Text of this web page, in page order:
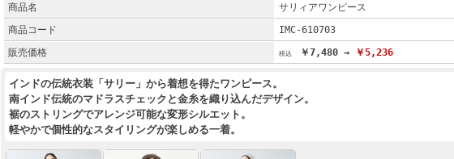
商品名
サリィアワンピース
商品コード
IMC-610703
販売価格
￥7,480 → ￥5,236
インドの伝統衣装「サリー」から着想を得たワンピース。
南インド伝統のマドラスチェックと金糸を織り込んだデザイン。
裾のストリングでアレンジ可能な変形シルエット。
軽やかで個性的なスタイリングが楽しめる一着。